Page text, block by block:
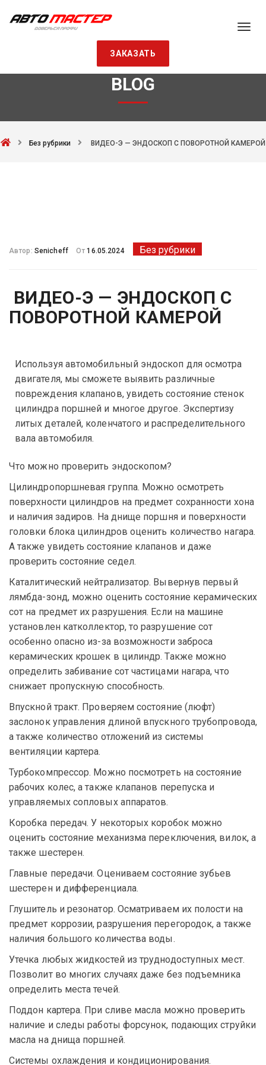
ЗАКАЗАТЬ
BLOG
Без рубрики ВИДЕО-Э — ЭНДОСКОП С ПОВОРОТНОЙ КАМЕРОЙ
Автор: Senicheff От 16.05.2024 Без рубрики
ВИДЕО-Э — ЭНДОСКОП С
ПОВОРОТНОЙ КАМЕРОЙ
Используя автомобильный эндоскоп для осмотра
двигателя, мы сможете выявить различные
повреждения клапанов, увидеть состояние стенок
цилиндра поршней и многое другое. Экспертизу
литых деталей, коленчатого и распределительного
вала автомобиля.
Что можно проверить эндоскопом?
Цилиндропоршневая группа. Можно осмотреть
поверхности цилиндров на предмет сохранности хона
и наличия задиров. На днище поршня и поверхности
головки блока цилиндров оценить количество нагара.
А также увидеть состояние клапанов и даже
проверить состояние седел.
Каталитический нейтрализатор. Вывернув первый
лямбда-зонд, можно оценить состояние керамических
сот на предмет их разрушения. Если на машине
установлен катколлектор, то разрушение сот
особенно опасно из-за возможности заброса
керамических крошек в цилиндр. Также можно
определить забивание сот частицами нагара, что
снижает пропускную способность.
Впускной тракт. Проверяем состояние (люфт)
заслонок управления длиной впускного трубопровода,
а также количество отложений из системы
вентиляции картера.
Турбокомпрессор. Можно посмотреть на состояние
рабочих колес, а также клапанов перепуска и
управляемых сопловых аппаратов.
Коробка передач. У некоторых коробок можно
оценить состояние механизма переключения, вилок, а
также шестерен.
Главные передачи. Оцениваем состояние зубьев
шестерен и дифференциала.
Глушитель и резонатор. Осматриваем их полости на
предмет коррозии, разрушения перегородок, а также
наличия большого количества воды.
Утечка любых жидкостей из труднодоступных мест.
Позволит во многих случаях даже без подъемника
определить места течей.
Поддон картера. При сливе масла можно проверить
наличие и следы работы форсунок, подающих струйки
масла на днища поршней.
Системы охлаждения и кондиционирования.